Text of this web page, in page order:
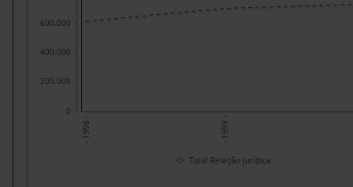
- 1996 - - 1999 -
0
200.000
400.000
600.000
Total Relação jurídica